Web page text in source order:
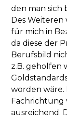
den man sich
Des Weiteren
für mich in
da diese der
Berufsbild
z.B. geholfen
worden wäre.
Fachrichtung
ausreichend.